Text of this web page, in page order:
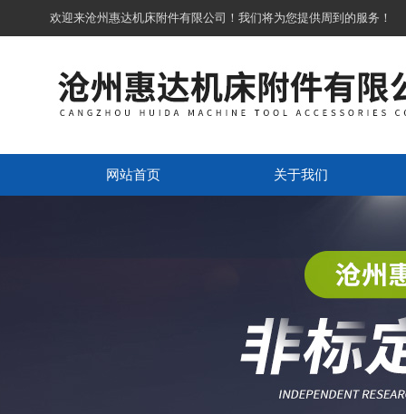
欢迎来沧州惠达机床附件有限公司！我们将为您提供周到的服务！
网站首页 关于我们